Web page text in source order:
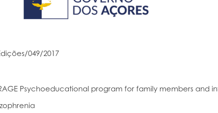
049/2017
Psychoeducational program for family members and